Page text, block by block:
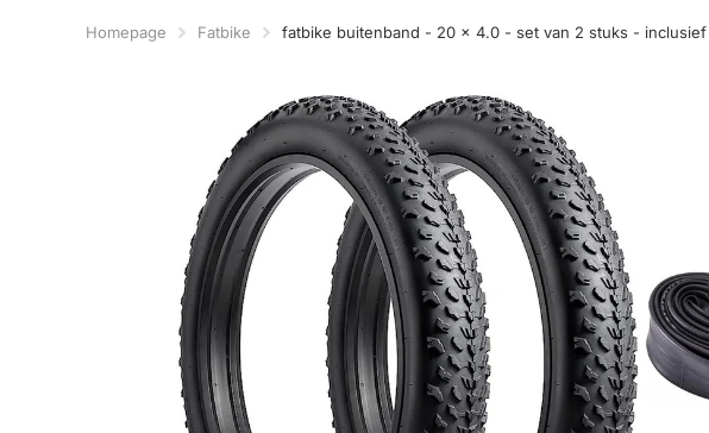
Homepage Fatbike fatbike buitenband - 20 x 4.0 - set van 2 stuks -